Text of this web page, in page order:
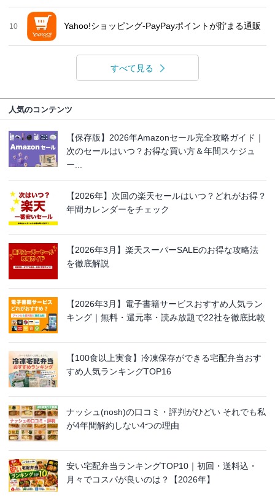
10 Yahoo!ショッピング-PayPayポイントが貯まる通販
すべて見る
人気のコンテンツ
【保存版】2026年Amazonセール完全攻略ガイド｜
次のセールはいつ？お得な買い方＆年間スケジュ
ー...
【2026年】次回の楽天セールはいつ？どれがお得？
年間カレンダーをチェック
【2026年3月】楽天スーパーSALEのお得な攻略法
を徹底解説
【2026年3月】電子書籍サービスおすすめ人気ラン
キング｜無料・還元率・読み放題で22社を徹底比較
【100食以上実食】冷凍保存ができる宅配弁当おす
すめ人気ランキングTOP16
ナッシュ(nosh)の口コミ・評判がひどい それでも私
が4年間解約しない4つの理由
安い宅配弁当ランキングTOP10｜初回・送料込・
月々でコスパが良いのは？【2026年】